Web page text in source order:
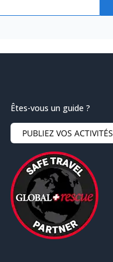
Êtes-vous un guide ?
PUBLIEZ VOS ACTIVITÉS